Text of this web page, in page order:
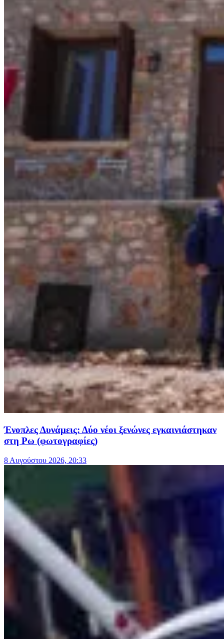
Ένοπλες Δυνάμεις: Δύο νέοι ξενώνες εγκαινιάστηκαν
στη Ρω (φωτογραφίες)
8 Αυγούστου 2026, 20:33